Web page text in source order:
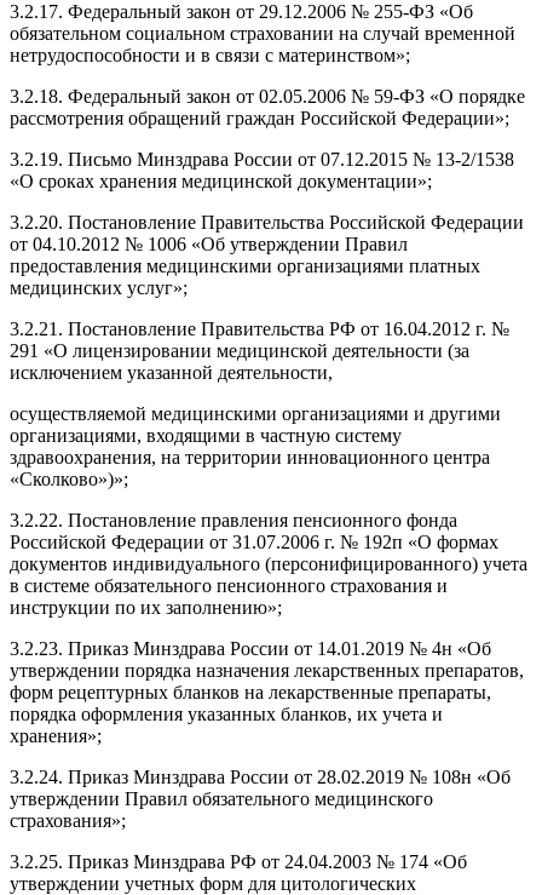
3.2.17. Федеральный закон от 29.12.2006 № 255-ФЗ «Об
обязательном социальном страховании на случай временной
нетрудоспособности и в связи с материнством»;
3.2.18. Федеральный закон от 02.05.2006 № 59-ФЗ «О порядке
рассмотрения обращений граждан Российской Федерации»;
3.2.19. Письмо Минздрава России от 07.12.2015 № 13-2/1538
«О сроках хранения медицинской документации»;
3.2.20. Постановление Правительства Российской Федерации
от 04.10.2012 № 1006 «Об утверждении Правил
предоставления медицинскими организациями платных
медицинских услуг»;
3.2.21. Постановление Правительства РФ от 16.04.2012 г. №
291 «О лицензировании медицинской деятельности (за
исключением указанной деятельности,
осуществляемой медицинскими организациями и другими
организациями, входящими в частную систему
здравоохранения, на территории инновационного центра
«Сколково»)»;
3.2.22. Постановление правления пенсионного фонда
Российской Федерации от 31.07.2006 г. № 192п «О формах
документов индивидуального (персонифицированного) учета
в системе обязательного пенсионного страхования и
инструкции по их заполнению»;
3.2.23. Приказ Минздрава России от 14.01.2019 № 4н «Об
утверждении порядка назначения лекарственных препаратов,
форм рецептурных бланков на лекарственные препараты,
порядка оформления указанных бланков, их учета и
хранения»;
3.2.24. Приказ Минздрава России от 28.02.2019 № 108н «Об
утверждении Правил обязательного медицинского
страхования»;
3.2.25. Приказ Минздрава РФ от 24.04.2003 № 174 «Об
утверждении учетных форм для цитологических